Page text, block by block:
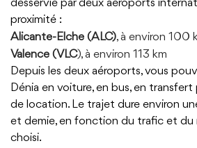
desservie par deux aéroports
proximité :
Alicante-Elche (ALC), à environ 100
Valence (VLC), à environ 113 km
Depuis les deux aéroports, vous
Dénia en voiture, en bus, en
de location. Le trajet dure environ
et demie, en fonction du trafic et du
choisi.